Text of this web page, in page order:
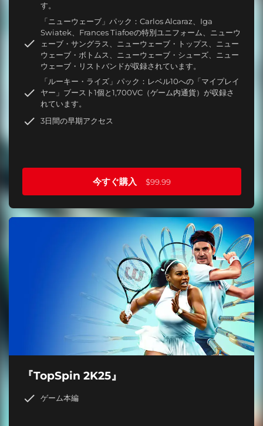
す。
「ニューウェーブ」パック：Carlos Alcaraz、Iga
Swiatek、Frances Tiafoeの特別ユニフォーム、ニューウ
ェーブ・サングラス、ニューウェーブ・トップス、ニュー
ウェーブ・ボトムス、ニューウェーブ・シューズ、ニュー
ウェーブ・リストバンドが収録されています。
「ルーキー・ライズ」パック：レベル10への「マイプレイ
ヤー」ブースト1個と1,700VC（ゲーム内通貨）が収録さ
れています。
3日間の早期アクセス
今すぐ購入 $99.99
『TopSpin 2K25』
ゲーム本編